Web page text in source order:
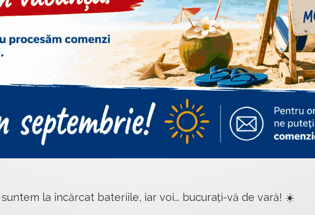
suntem la încărcat bateriile, iar voi... bucurați-vă de vară! ☀️